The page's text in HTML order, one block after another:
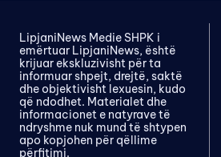
LipjaniNews Medie SHPK i
emërtuar LipjaniNews, është
krijuar ekskluzivisht për ta
informuar shpejt, drejtë, saktë
dhe objektivisht lexuesin, kudo
që ndodhet. Materialet dhe
informacionet e natyrave të
ndryshme nuk mund të shtypen
apo kopjohen për qëllime
përfitimi.